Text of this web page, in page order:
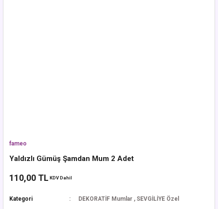
fameo
Yaldızlı Gümüş Şamdan Mum 2 Adet
110,00 TL KDV Dahil
Kategori DEKORATİF Mumlar , SEVGİLİYE Özel